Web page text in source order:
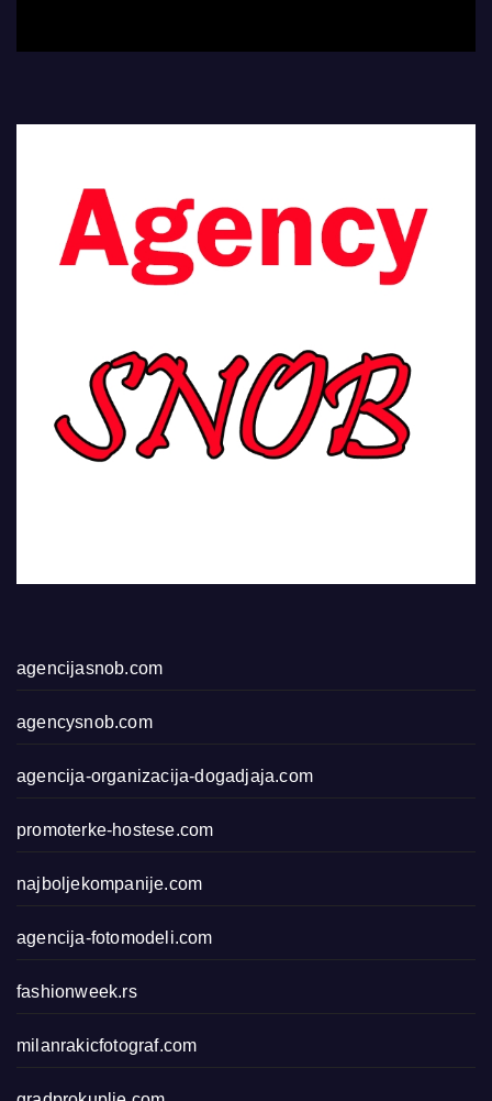
agencijasnob.com
agencysnob.com
agencija-organizacija-dogadjaja.com
promoterke-hostese.com
najboljekompanije.com
agencija-fotomodeli.com
fashionweek.rs
milanrakicfotograf.com